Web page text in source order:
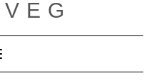
modo de navegación